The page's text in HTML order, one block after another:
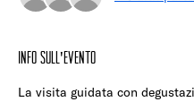
Info sull'evento
La visita guidata con